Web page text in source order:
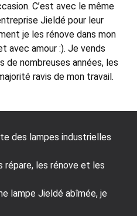
C’est avec le même
Jieldé pour leur
je les rénove dans mon
avec amour :). Je vends
de nombreuses années, les
ravis de mon travail.
des lampes industrielles
répare, les rénove et les
lampe Jieldé abîmée, je